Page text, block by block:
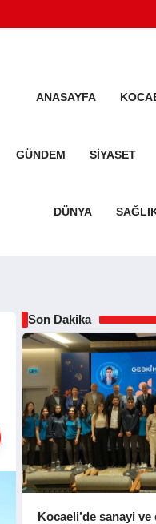
ANASAYFA
GÜNDEM SIYASET
DÜNYA
Son Dakika
Kocaeli’de sanayi